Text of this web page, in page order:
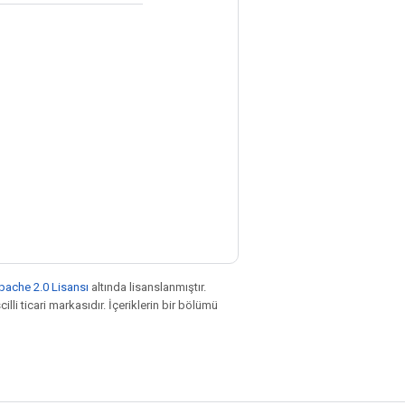
2.0 Lisansı altında lisanslanmıştır.
ticari markasıdır. İçeriklerin bir bölümü